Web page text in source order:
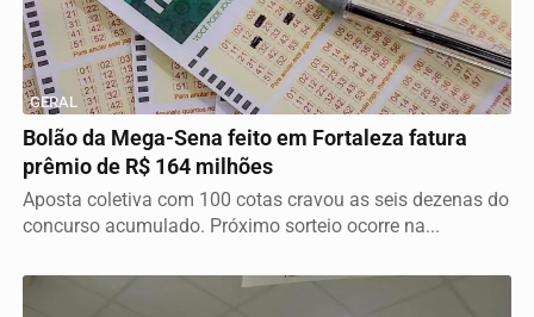
GERAL
Bolão da Mega-Sena feito em Fortaleza fatura
prêmio de R$ 164 milhões
Aposta coletiva com 100 cotas cravou as seis dezenas do
concurso acumulado. Próximo sorteio ocorre na...